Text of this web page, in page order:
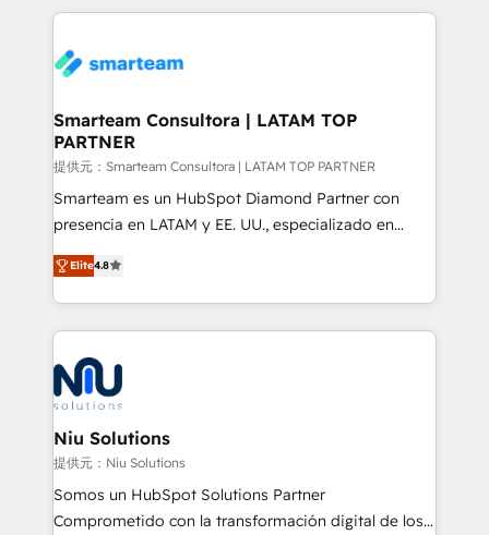
the community - we are so glad to work with you."
Connect with us to see how we can do better and be
Smarteam Consultora | LATAM TOP
PARTNER
提供元：Smarteam Consultora | LATAM TOP PARTNER
Smarteam es un HubSpot Diamond Partner con
presencia en LATAM y EE. UU., especializado en
implementaciones de HubSpot, integraciones API y
optimización de procesos comerciales con IA. Con
más de 6 años de experiencia, hemos liderado 100+
implementaciones conectando HubSpot con SAP,
ERPs, e-commerce, plataformas financieras,
WhatsApp y sistemas logísticos. Nuestro equipo
multicultural trabaja en español, inglés y portugués,
uniendo visión estratégica y excelencia técnica para
generar resultados medibles. Apoyamos a empresas
de construcción, educación, tecnología, retail, e-
commerce, salud, financieras, seguros y servicios,
Elite4.8
Niu Solutions
提供元：Niu Solutions
Somos un HubSpot Solutions Partner
Comprometido con la transformación digital de los